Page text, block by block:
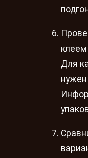
клеем
Для
нужен